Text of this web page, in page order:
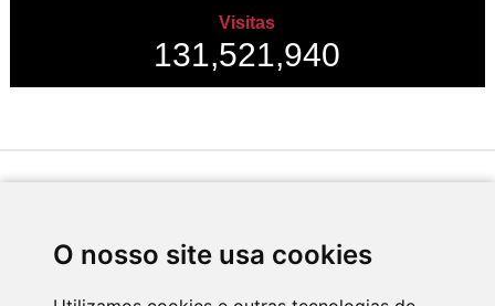
O nosso site usa cookies
Visitas
131,521,940